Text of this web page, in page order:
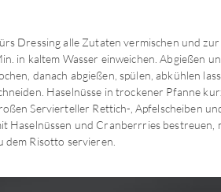
Dressing alle Zutaten vermischen und zur
in kaltem Wasser einweichen. Abgießen
danach abgießen, spülen, abkühlen
Haselnüsse in trockener Pfanne
Servierteller Rettich-, Apfelscheiben
Haselnüssen und Cranberrries bestreuen,
dem Risotto servieren.